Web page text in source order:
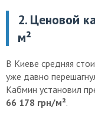
2. Ценовой
м²
В Киеве средняя
уже давно
Кабмин установил
66 178 грн/м².